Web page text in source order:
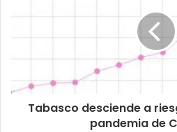
Tabasco desciende a
pandemia de